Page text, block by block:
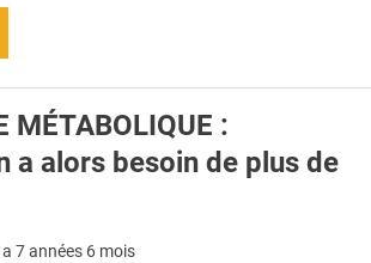
MÉTABOLIQUE :
a alors besoin de plus de
7 années 6 mois